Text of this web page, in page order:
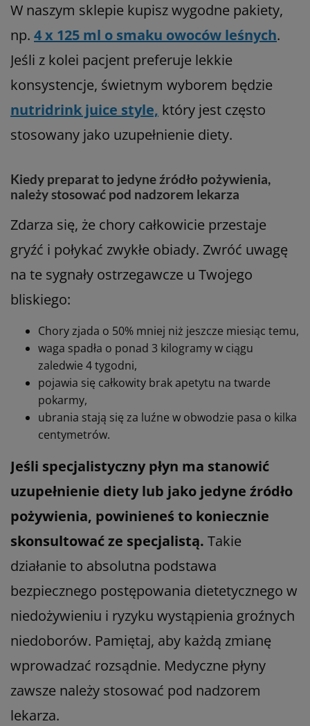
W naszym sklepie kupisz wygodne pakiety,
np. 4 x 125 ml o smaku owoców leśnych.
Jeśli z kolei pacjent preferuje lekkie
konsystencje, świetnym wyborem będzie
nutridrink juice style, który jest często
stosowany jako uzupełnienie diety.
Kiedy preparat to jedyne źródło pożywienia,
należy stosować pod nadzorem lekarza
Zdarza się, że chory całkowicie przestaje
gryźć i połykać zwykłe obiady. Zwróć uwagę
na te sygnały ostrzegawcze u Twojego
bliskiego:
Chory zjada o 50% mniej niż jeszcze miesiąc temu,
waga spadła o ponad 3 kilogramy w ciągu
zaledwie 4 tygodni,
pojawia się całkowity brak apetytu na twarde
pokarmy,
ubrania stają się za luźne w obwodzie pasa o kilka
centymetrów.
Jeśli specjalistyczny płyn ma stanowić
uzupełnienie diety lub jako jedyne źródło
pożywienia, powinieneś to koniecznie
skonsultować ze specjalistą. Takie
działanie to absolutna podstawa
bezpiecznego postępowania dietetycznego w
niedożywieniu i ryzyku wystąpienia groźnych
niedoborów. Pamiętaj, aby każdą zmianę
wprowadzać rozsądnie. Medyczne płyny
zawsze należy stosować pod nadzorem
lekarza.